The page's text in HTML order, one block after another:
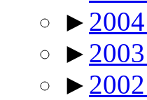
► 2004
► 2003
► 2002